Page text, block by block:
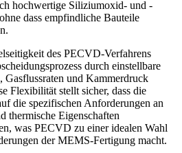
hochwertige Siliziumoxid- und -
dass empfindliche Bauteile
des PECVD-Verfahrens
durch einstellbare
Gasflussraten und Kammerdruck
Flexibilität stellt sicher, dass die
die spezifischen Anforderungen an
thermische Eigenschaften
was PECVD zu einer idealen Wahl
der MEMS-Fertigung macht.